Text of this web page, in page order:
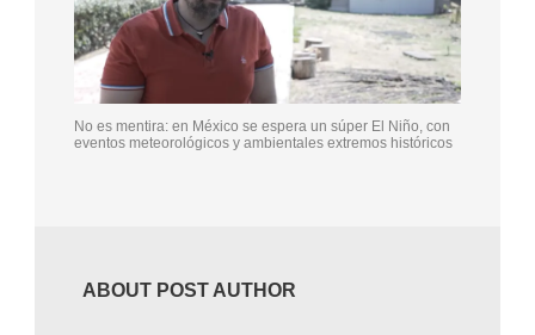
No es mentira: en México se espera un súper El Niño, con
eventos meteorológicos y ambientales extremos históricos
ABOUT POST AUTHOR